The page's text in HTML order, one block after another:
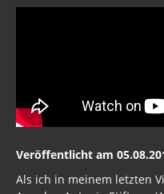
Veröffentlicht am
Als ich in meinem letzten